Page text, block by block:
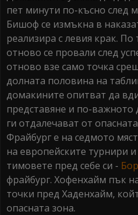
пет минути по-късно след
Бишоф се измъкна в
реализира с левия крак.
отново се провали след
отново взе само точка
долната половина на
домакините опитват да
представяне и по-важното
ги отдалечават от
Фрайбург е на седмото
на европейските турнири
тимовете пред себе си -
фрайбург. Хофенхайм пък
точки пред Хаденхайм,
опасната зона.